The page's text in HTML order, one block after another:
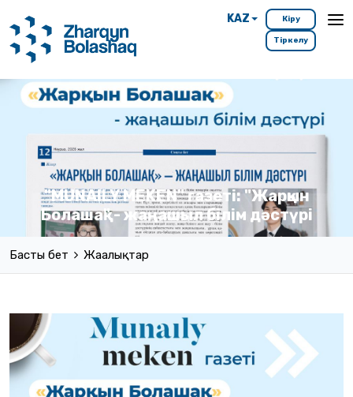
KAZ Кіру
Тіркелу
"MUNAILY MEKEN" газеті: "Жарқын
Болашақ" - жаңашыл білім дәстүрі
Басты бет Жаңалықтар